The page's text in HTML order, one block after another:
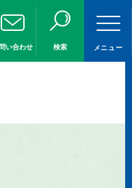
い合わせ 検索 メニュー